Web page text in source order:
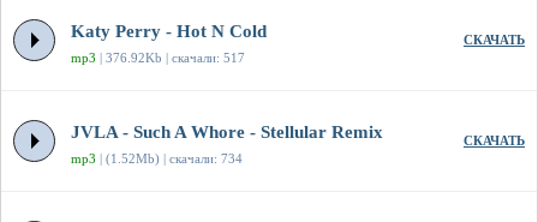
Katy Perry - Hot N Cold
mp3 | 376.92Kb | скачали: 517
СКАЧАТЬ
JVLA - Such A Whore - Stellular Remix
mp3 | (1.52Mb) | скачали: 734
СКАЧАТЬ